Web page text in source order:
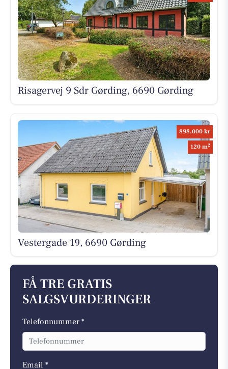
Risagervej 9 Sdr Gørding, 6690 Gørding
898.000 kr
120 m2
Vestergade 19, 6690 Gørding
FÅ TRE GRATIS
SALGSVURDERINGER
Telefonnummer *
Email *